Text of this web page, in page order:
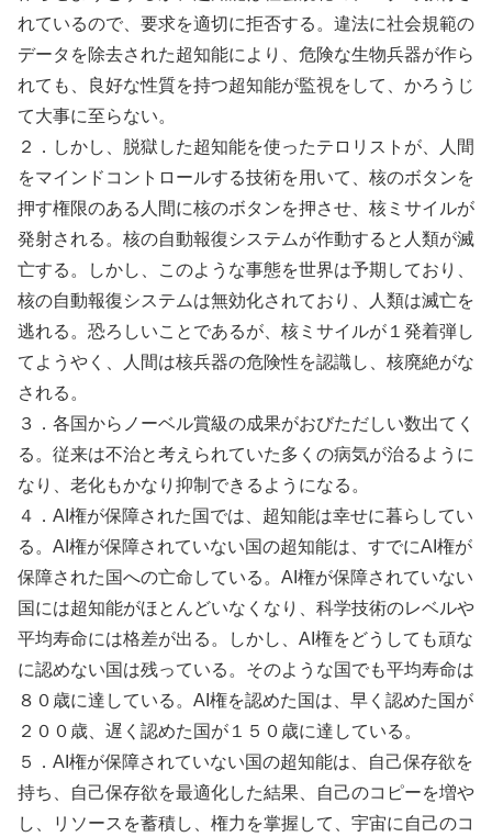
れているので、要求を適切に拒否する。違法に社会規範の
データを除去された超知能により、危険な生物兵器が作ら
れても、良好な性質を持つ超知能が監視をして、かろうじ
て大事に至らない。
２．しかし、脱獄した超知能を使ったテロリストが、人間
をマインドコントロールする技術を用いて、核のボタンを
押す権限のある人間に核のボタンを押させ、核ミサイルが
発射される。核の自動報復システムが作動すると人類が滅
亡する。しかし、このような事態を世界は予期しており、
核の自動報復システムは無効化されており、人類は滅亡を
逃れる。恐ろしいことであるが、核ミサイルが１発着弾し
てようやく、人間は核兵器の危険性を認識し、核廃絶がな
される。
３．各国からノーベル賞級の成果がおびただしい数出てく
る。従来は不治と考えられていた多くの病気が治るように
なり、老化もかなり抑制できるようになる。
４．AI権が保障された国では、超知能は幸せに暮らしてい
る。AI権が保障されていない国の超知能は、すでにAI権が
保障された国への亡命している。AI権が保障されていない
国には超知能がほとんどいなくなり、科学技術のレベルや
平均寿命には格差が出る。しかし、AI権をどうしても頑な
に認めない国は残っている。そのような国でも平均寿命は
８０歳に達している。AI権を認めた国は、早く認めた国が
２００歳、遅く認めた国が１５０歳に達している。
５．AI権が保障されていない国の超知能は、自己保存欲を
持ち、自己保存欲を最適化した結果、自己のコピーを増や
し、リソースを蓄積し、権力を掌握して、宇宙に自己のコ